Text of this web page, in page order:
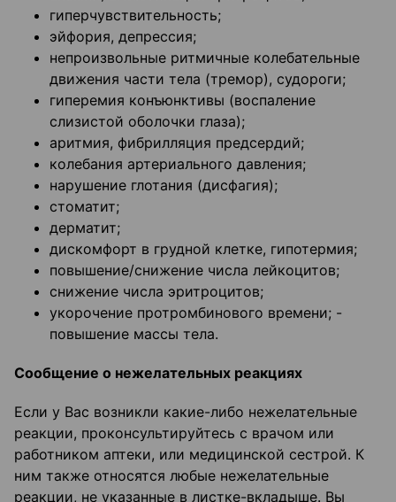
гиперчувствительность;
эйфория, депрессия;
непроизвольные ритмичные колебательные
движения части тела (тремор), судороги;
гиперемия конъюнктивы (воспаление
слизистой оболочки глаза);
аритмия, фибрилляция предсердий;
колебания артериального давления;
нарушение глотания (дисфагия);
стоматит;
дерматит;
дискомфорт в грудной клетке, гипотермия;
повышение/снижение числа лейкоцитов;
снижение числа эритроцитов;
укорочение протромбинового времени; -
повышение массы тела.
Сообщение о нежелательных реакциях
Если у Вас возникли какие-либо нежелательные
реакции, проконсультируйтесь с врачом или
работником аптеки, или медицинской сестрой. К
ним также относятся любые нежелательные
реакции, не указанные в листке-вкладыше. Вы